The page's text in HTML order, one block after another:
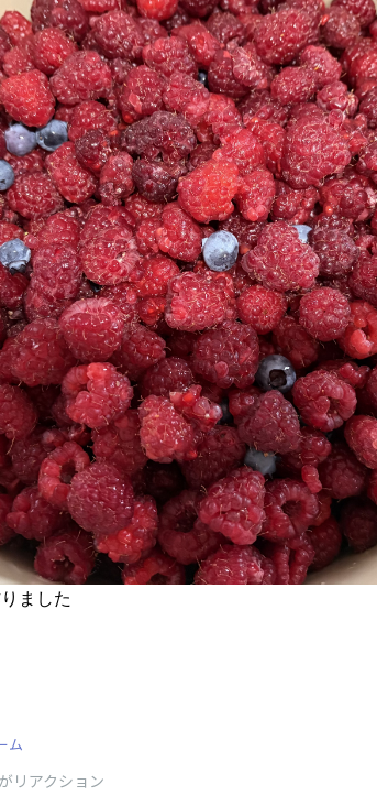
ました
ム
がリアクション